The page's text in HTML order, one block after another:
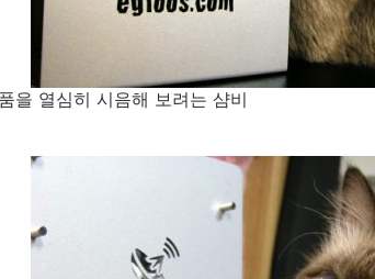
을 열심히 시음해 보려는 샴비